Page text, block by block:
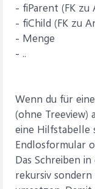
- fiParent (FK
- fiChild (FK zu
- Menge
- ..
Wenn du für
(ohne Treeview)
eine Hilfstabelle
Endlosformular
Das Schreiben
rekursiv